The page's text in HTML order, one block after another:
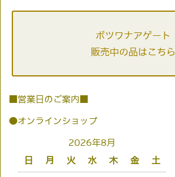
ボツワナアゲート
販売中の品はこちら
■営業日のご案内■
●オンラインショップ
2026年8月
日
月 火 水 木 金 土